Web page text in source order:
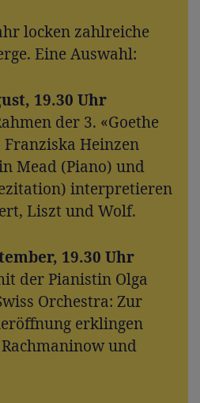
locken zahlreiche
Eine Auswahl:
19.30 Uhr
der 3. «Goethe
Heinzen
Mead (Piano) und
interpretieren
Liszt und Wolf.
19.30 Uhr
der Pianistin Olga
Orchestra: Zur
erklingen
und